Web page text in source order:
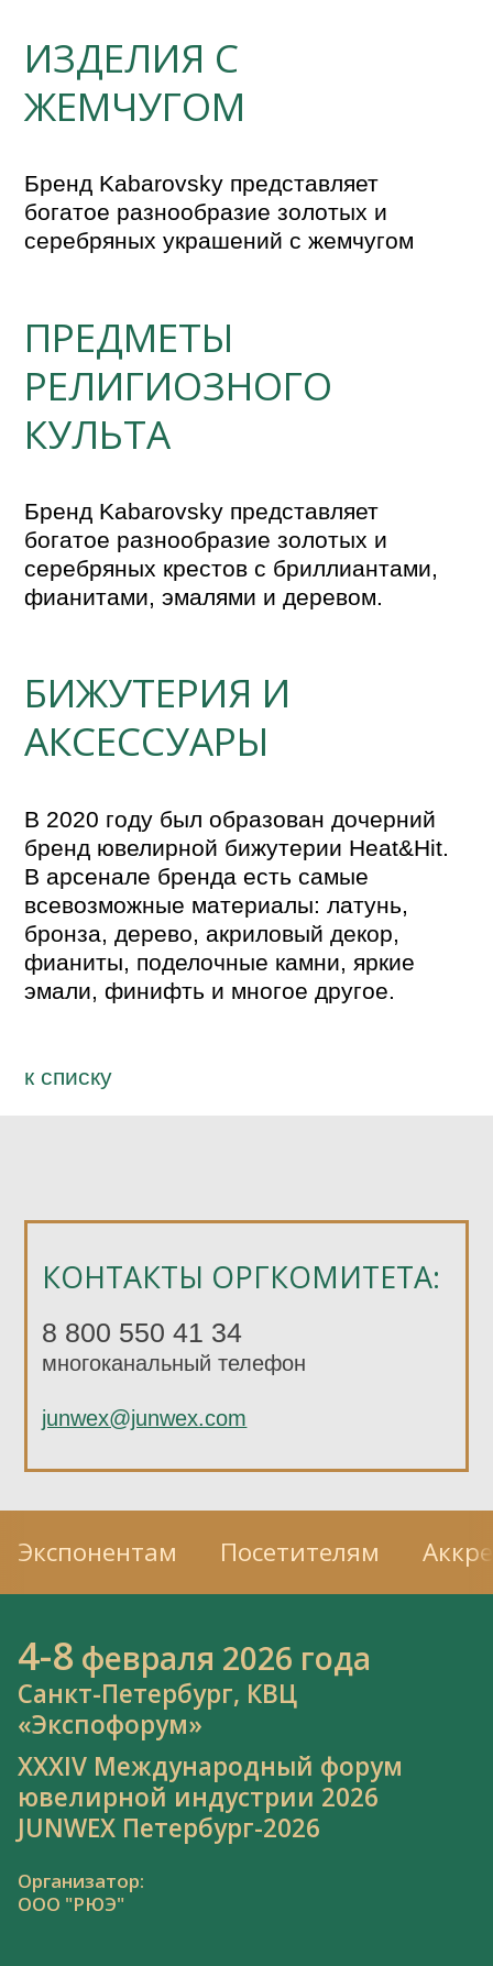
КОНТАКТЫ ОРГКОМИТЕТА:
8 800 550 41 34
многоканальный телефон
junwex@junwex.com
ИЗДЕЛИЯ С
ЖЕМЧУГОМ
Бренд Kabarovsky представляет
богатое разнообразие золотых и
серебряных украшений с жемчугом
ПРЕДМЕТЫ
РЕЛИГИОЗНОГО
КУЛЬТА
Бренд Kabarovsky представляет
богатое разнообразие золотых и
серебряных крестов с бриллиантами,
фианитами, эмалями и деревом.
БИЖУТЕРИЯ И
АКСЕССУАРЫ
В 2020 году был образован дочерний
бренд ювелирной бижутерии Heat&Hit.
В арсенале бренда есть самые
всевозможные материалы: латунь,
бронза, дерево, акриловый декор,
фианиты, поделочные камни, яркие
эмали, финифть и многое другое.
к спиcку
Экспонентам Посетителям
4-8 февраля 2026 года
Санкт-Петербург, КВЦ
«Экспофорум»
XXXIV Международный форум
ювелирной индустрии 2026
JUNWEX Петербург-2026
Организатор:
ООО "РЮЭ"